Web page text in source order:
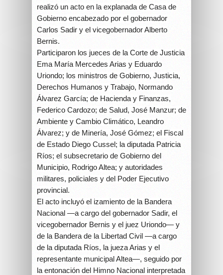
realizó un acto en la explanada de Casa de
Gobierno encabezado por el gobernador
Carlos Sadir y el vicegobernador Alberto
Bernis.
Participaron los jueces de la Corte de Justicia
Ema María Mercedes Arias y Eduardo
Uriondo; los ministros de Gobierno, Justicia,
Derechos Humanos y Trabajo, Normando
Álvarez García; de Hacienda y Finanzas,
Federico Cardozo; de Salud, José Manzur; de
Ambiente y Cambio Climático, Leandro
Álvarez; y de Minería, José Gómez; el Fiscal
de Estado Diego Cussel; la diputada Patricia
Ríos; el subsecretario de Gobierno del
Municipio, Rodrigo Altea; y autoridades
militares, policiales y del Poder Ejecutivo
provincial.
El acto incluyó el izamiento de la Bandera
Nacional —a cargo del gobernador Sadir, el
vicegobernador Bernis y el juez Uriondo— y
de la Bandera de la Libertad Civil —a cargo
de la diputada Ríos, la jueza Arias y el
representante municipal Altea—, seguido por
la entonación del Himno Nacional interpretada